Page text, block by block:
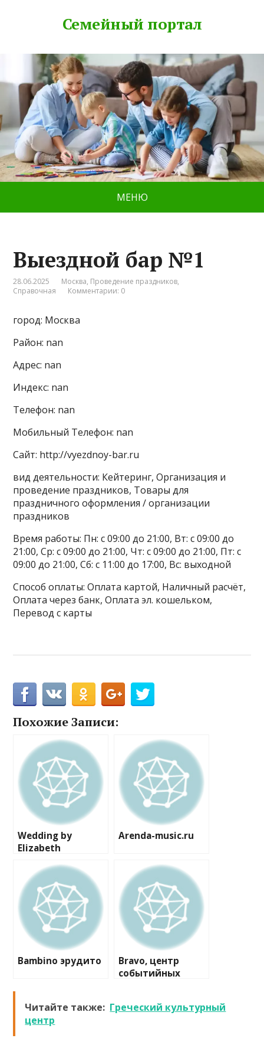
Семейный портал
МЕНЮ
Выездной бар №1
28.06.2025 Москва, Проведение праздников,
Справочная
Комментарии: 0
город: Москва
Район: nan
Адрес: nan
Индекс: nan
Телефон: nan
Мобильный Телефон: nan
Сайт: http://vyezdnoy-bar.ru
вид деятельности: Кейтеринг, Организация и
проведение праздников, Товары для
праздничного оформления / организации
праздников
Время работы: Пн: с 09:00 до 21:00, Вт: с 09:00 до
21:00, Ср: с 09:00 до 21:00, Чт: с 09:00 до 21:00, Пт: с
09:00 до 21:00, Сб: с 11:00 до 17:00, Вс: выходной
Способ оплаты: Оплата картой, Наличный расчёт,
Оплата через банк, Оплата эл. кошельком,
Перевод с карты
Похожие Записи:
Wedding by
Elizabeth
Arenda-music.ru
Bambino эрудито
Bravo, центр
событийных
Читайте также: Греческий культурный
центр